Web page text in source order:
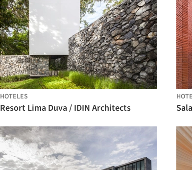
HOTELES
Resort Lima Duva / IDIN Architects